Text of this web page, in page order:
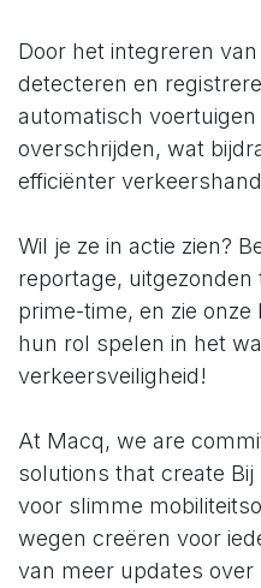
Door het integreren
detecteren en
automatisch
overschrijden, wat
efficiënter
Wil je ze in actie zien?
reportage,
prime-time, en zie
hun rol spelen in het
verkeersveiligheid! ​
At Macq, we are
solutions that create
voor slimme
wegen creëren voor
van meer updates over